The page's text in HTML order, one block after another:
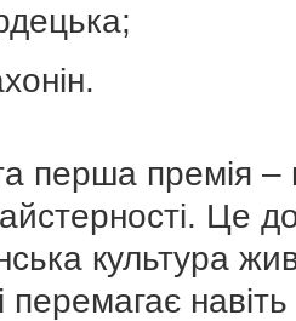
перша премія –
Це
культура
перемагає навіть